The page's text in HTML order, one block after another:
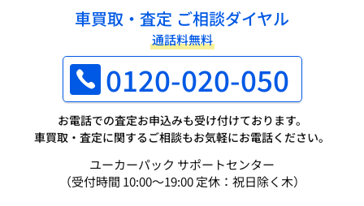
車買取・査定 ご相談ダイヤル
通話料無料
0120-020-050
お電話での査定お申込みも受け付けております。
車買取・査定に関するご相談もお気軽にお電話ください。
ユーカーパック サポートセンター
（受付時間 10:00～19:00 定休：祝日除く木）